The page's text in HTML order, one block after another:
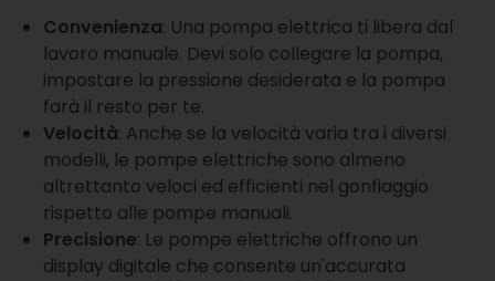
Convenienza: Una pompa elettrica ti libera dal
lavoro manuale. Devi solo collegare la pompa,
impostare la pressione desiderata e la pompa
farà il resto per te.
Velocità: Anche se la velocità varia tra i diversi
modelli, le pompe elettriche sono almeno
altrettanto veloci ed efficienti nel gonfiaggio
rispetto alle pompe manuali.
Precisione: Le pompe elettriche offrono un
display digitale che consente un'accurata